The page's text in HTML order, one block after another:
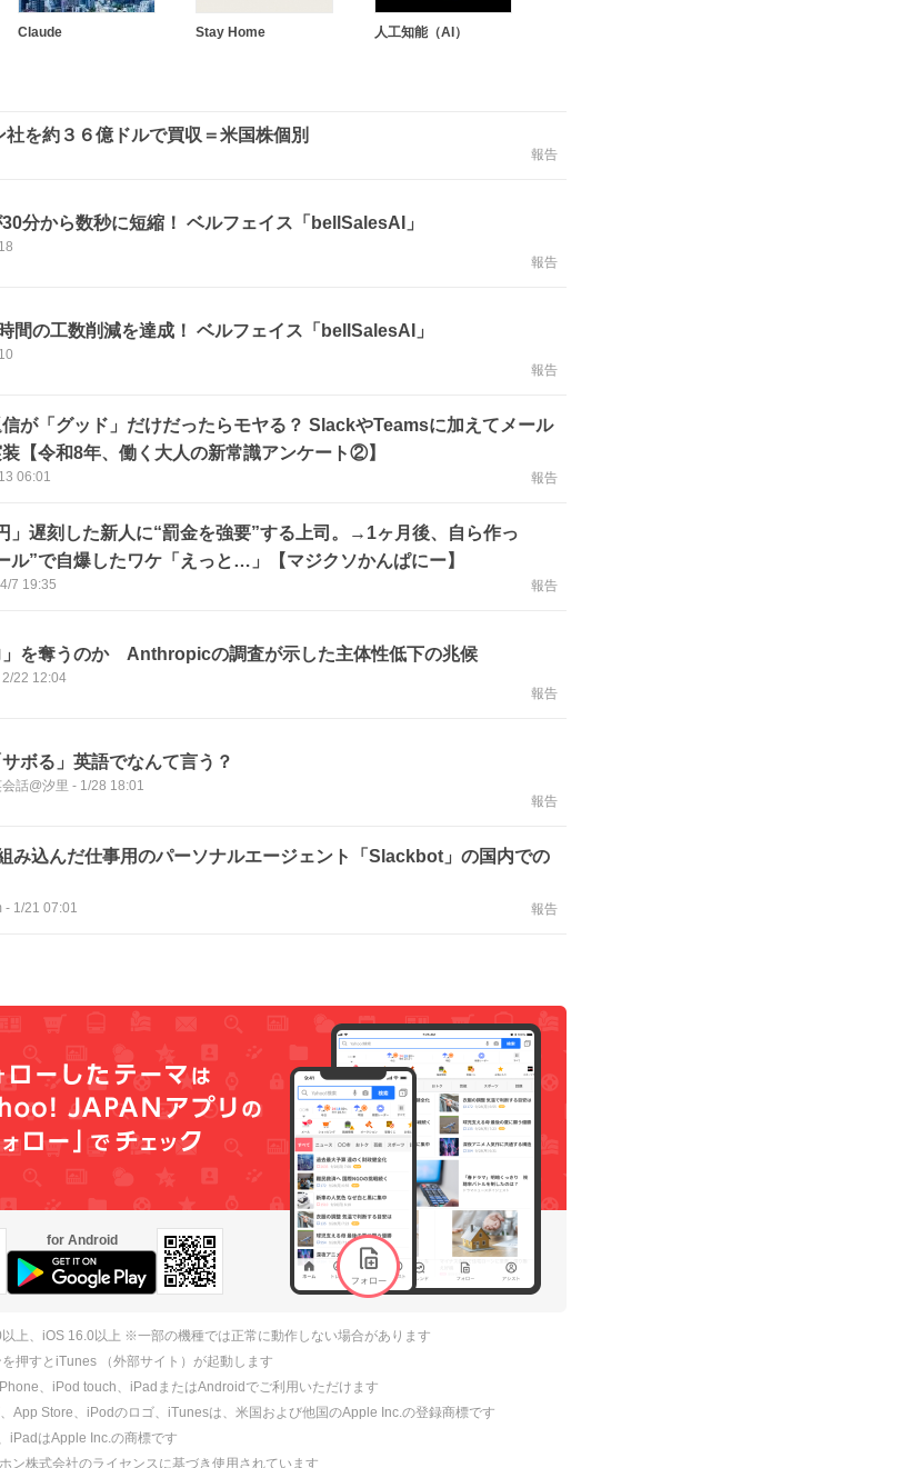
Claude Stay Home 人工知能（AI）
を約３６億ドルで買収＝米国株個別
報告
分から数秒に短縮！ ベルフェイス「bellSalesAI」
報告
間の工数削減を達成！ ベルフェイス「bellSalesAI」
報告
が「グッド」だけだったらモヤる？ SlackやTeamsに加えてメール
【令和8年、働く大人の新常識アンケート②】
06:01 報告
」遅刻した新人に“罰金を強要”する上司。→1ヶ月後、自ら作っ
ル”で自爆したワケ「えっと…」【マジクソかんぱにー】
4/7 19:35 報告
」を奪うのか Anthropicの調査が示した主体性低下の兆候
2/22 12:04
報告
サボる」英語でなんて言う？
話@汐里 - 1/28 18:01
報告
み込んだ仕事用のパーソナルエージェント「Slackbot」の国内での
- 1/21 07:01 報告
for Android
上、iOS 16.0以上 ※一部の機種では正常に動作しない場合があります
を押すとiTunes （外部サイト）が起動します
、iPod touch、iPadまたはAndroidでご利用いただけます
App Store、iPodのロゴ、iTunesは、米国および他国のApple Inc.の登録商標です
iPadはApple Inc.の商標です
ン株式会社のライセンスに基づき使用されています